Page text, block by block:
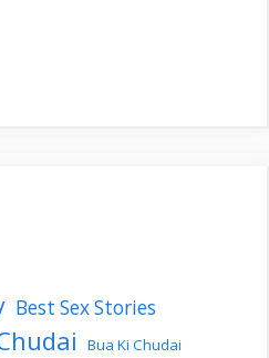
Best Sex Stories
Bua Ki Chudai